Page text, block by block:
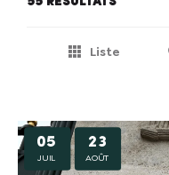
Liste
05
JUIL
23
AOÛT